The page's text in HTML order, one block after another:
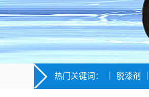
热门关键词： 脱漆剂